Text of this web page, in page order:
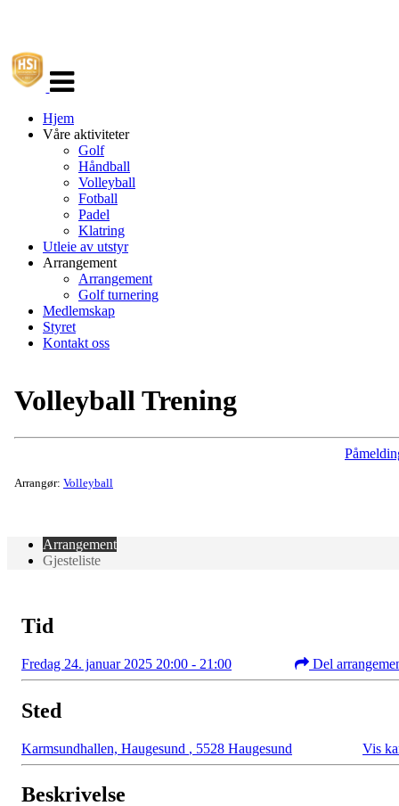
navigasjon
Hjem
Våre aktiviteter
Golf
Håndball
Volleyball
Fotball
Padel
Klatring
Utleie av utstyr
Arrangement
Arrangement
Golf turnering
Medlemskap
Styret
Kontakt oss
Volleyball Trening
Arrangør: Volleyball
Arrangement
Gjesteliste
Tid
Fredag 24. januar 2025 20:00 - 21:00 Del
Sted
Karmsundhallen, Haugesund , 5528 Haugesund Vis
Beskrivelse